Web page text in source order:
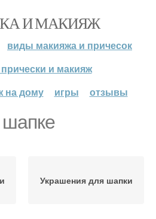
И МАКИЯЖ
виды макияжа и причесок
прически и макияж
на дому
игры отзывы
шапке
Украшения для шапки